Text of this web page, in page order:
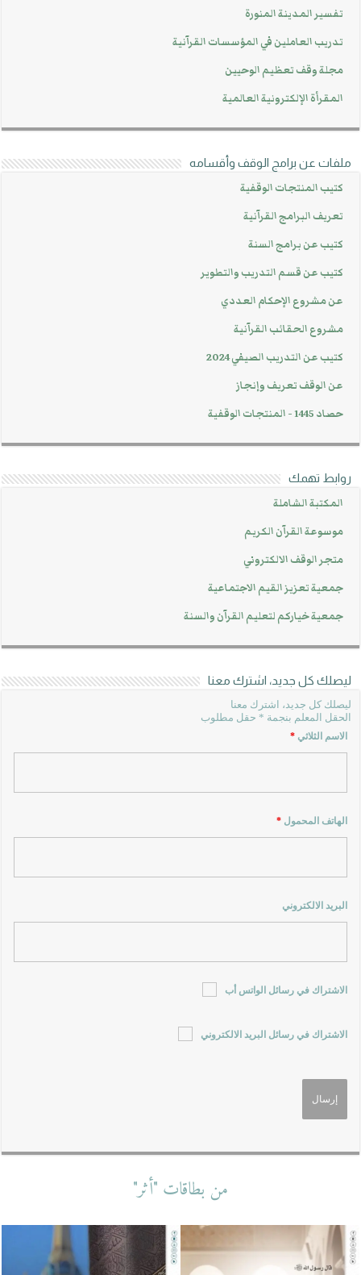
تفسير المدينة المنورة
تدريب العاملين في المؤسسات القرآنية
مجلة وقف تعظيم الوحيين
المقرأة الإلكترونية العالمية
ملفات عن برامج الوقف وأقسامه
كتيب المنتجات الوقفية
تعريف البرامج القرآنية
كتيب عن برامج السنة
كتيب عن قسم التدريب والتطوير
عن مشروع الإحكام العددي
مشروع الحقائب القرآنية
كتيب عن التدريب الصيفي 2024
عن الوقف تعريف وإنجاز
حصاد 1445 - المنتجات الوقفية
روابط تهمك
المكتبة الشاملة
موسوعة القرآن الكريم
متجر الوقف الالكتروني
جمعية تعزيز القيم الاجتماعية
جمعية خياركم لتعليم القرآن والسنة
ليصلك كل جديد، اشترك معنا
ليصلك كل جديد، اشترك معنا
الحقل المعلم بنجمة * حقل مطلوب
الاسم الثلاثي*
الهاتف المحمول*
البريد الالكتروني
الاشتراك في رسائل الواتس أب
الاشتراك في رسائل البريد الالكتروني
من بطاقات "أثر"